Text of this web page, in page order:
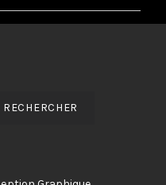
RECHERCHER